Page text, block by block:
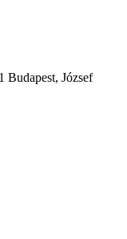
Budapest, József